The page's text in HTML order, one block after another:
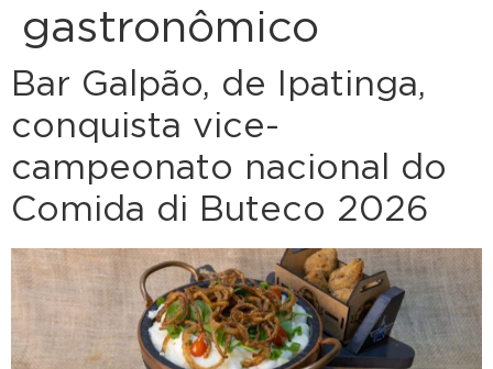
gastronômico
Bar Galpão, de Ipatinga,
conquista vice-
campeonato nacional do
Comida di Buteco 2026